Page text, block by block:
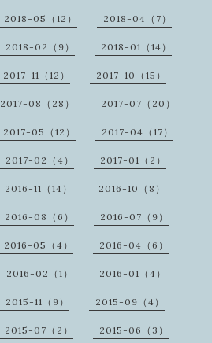
2018-05（12） 2018-04（7）
2018-02（9） 2018-01（14）
2017-11（12） 2017-10（15）
2017-08（28） 2017-07（20）
2017-05（12） 2017-04（17）
2017-02（4） 2017-01（2）
2016-11（14） 2016-10（8）
2016-08（6） 2016-07（9）
2016-05（4） 2016-04（6）
2016-02（1） 2016-01（4）
2015-11（9） 2015-09（4）
2015-07（2） 2015-06（3）